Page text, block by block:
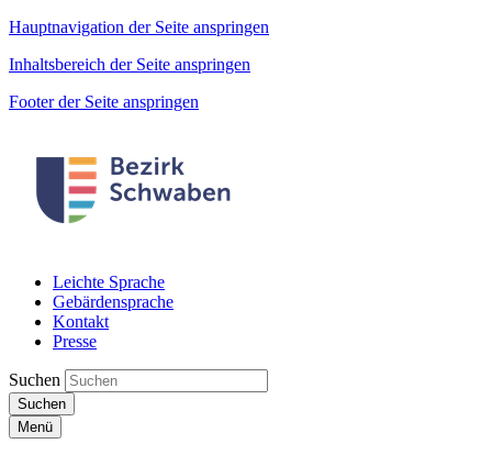
Hauptnavigation der Seite anspringen
Inhaltsbereich der Seite anspringen
Footer der Seite anspringen
Leichte Sprache
Gebärdensprache
Kontakt
Presse
Suchen
Suchen
Menü